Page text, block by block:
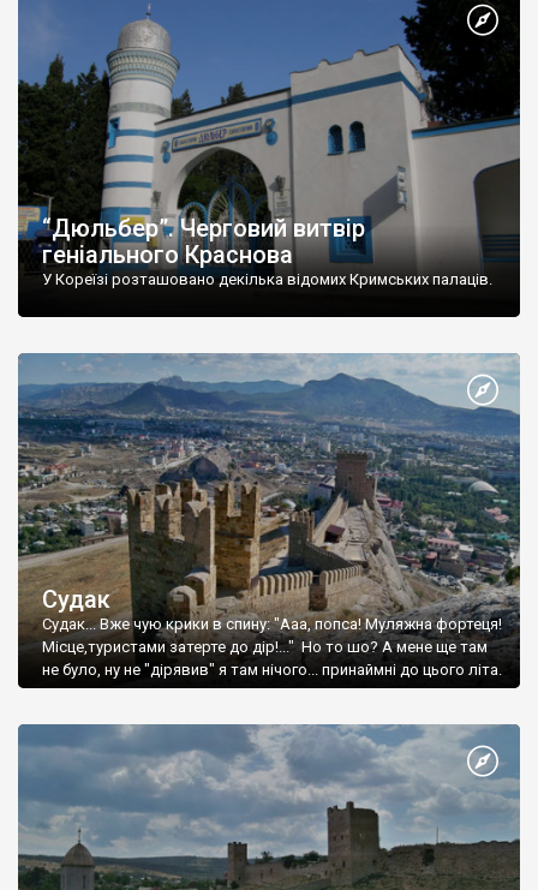
“Дюльбер”. Черговий витвір
геніального Краснова
У Кореїзі розташовано декілька відомих Кримських палаців.
Судак
Судак... Вже чую крики в спину: "Ааа, попса! Муляжна фортеця!
Місце,туристами затерте до дір!..." Но то шо? А мене ще там
не було, ну не "дірявив" я там нічого... принаймні до цього літа.